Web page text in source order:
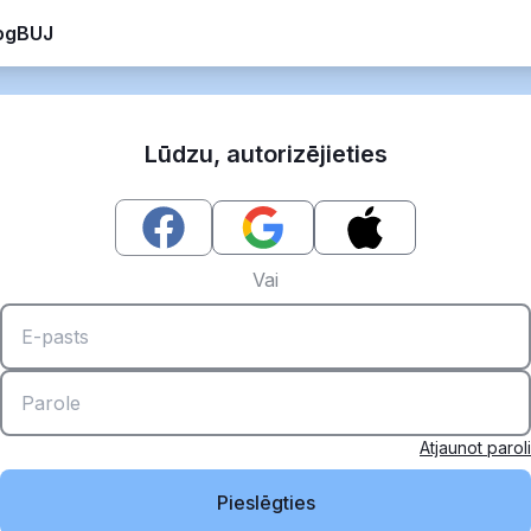
BUJ
Lūdzu, autorizējieties
Vai
Atjaunot paroli
Pieslēgties